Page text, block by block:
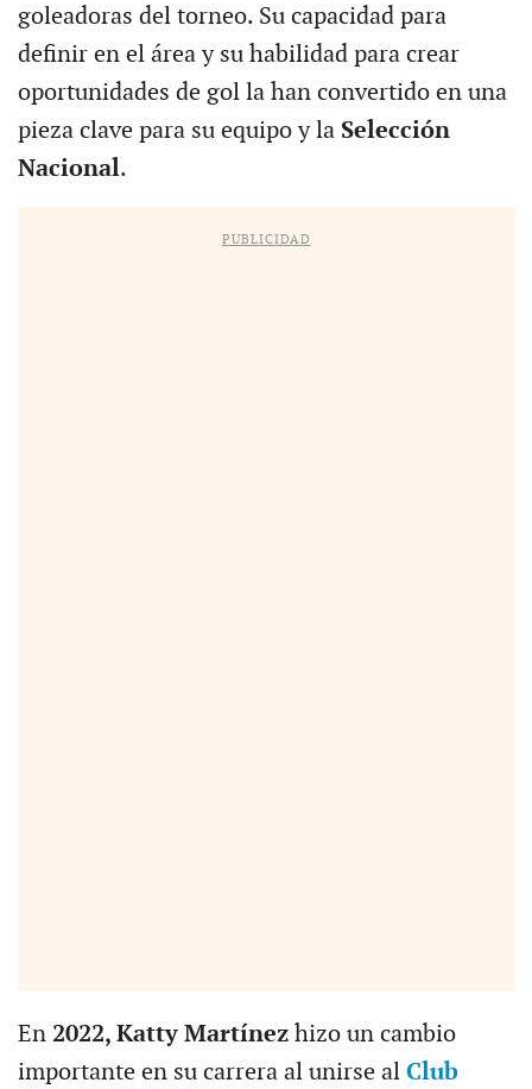
goleadoras del torneo. Su capacidad para
definir en el área y su habilidad para crear
oportunidades de gol la han convertido en una
pieza clave para su equipo y laSelección
Nacional.
PUBLICIDAD
En 2022, Katty Martínezhizo un cambio
importante en su carrera al unirse al Club